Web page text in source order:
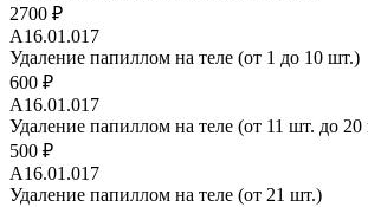
2700 ₽
A16.01.017
Удаление папиллом на теле (от 1 до 10 шт.)
600 ₽
A16.01.017
Удаление папиллом на теле (от 11 шт. до
500 ₽
A16.01.017
Удаление папиллом на теле (от 21 шт.)